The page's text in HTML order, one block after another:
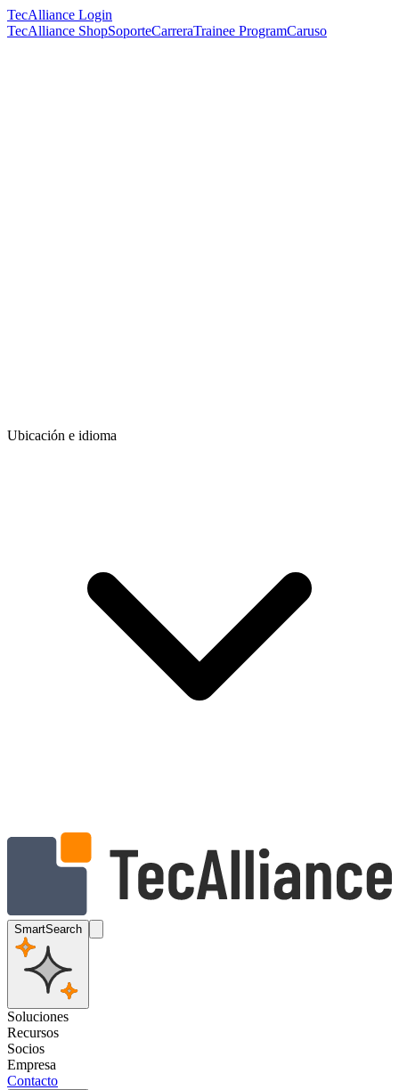
TecAlliance Login
TecAlliance ShopSoporteCarreraTrainee ProgramCaruso
Ubicación e idioma
SmartSearch
Soluciones
Recursos
Socios
Empresa
Contacto